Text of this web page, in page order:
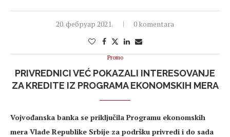
20. фебруар 2021. 0 komentara
Promo
PRIVREDNICI VEĆ POKAZALI INTERESOVANJE
ZA KREDITE IZ PROGRAMA EKONOMSKIH MERA
Vojvođanska banka se priključila Programu ekonomskih
mera Vlade Republike Srbije za podršku privredi i do sada